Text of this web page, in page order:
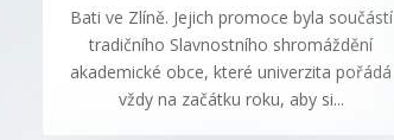
Bati ve Zlíně. Jejich promoce byla součástí
tradičního Slavnostního shromáždění
akademické obce, které univerzita pořádá
vždy na začátku roku, aby si...